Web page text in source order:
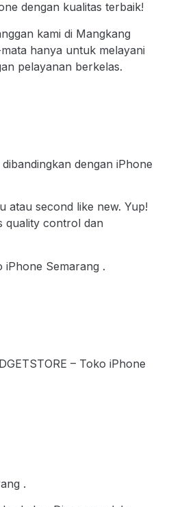
dengan kualitas terbaik!
kami di Mangkang
hanya untuk melayani
pelayanan berkelas.
dengan iPhone
atau second like new. Yup!
quality control dan
iPhone Semarang .
– Toko iPhone
.